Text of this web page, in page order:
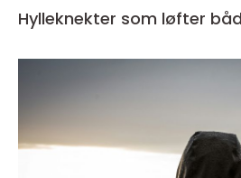
Hylleknekter som løfter